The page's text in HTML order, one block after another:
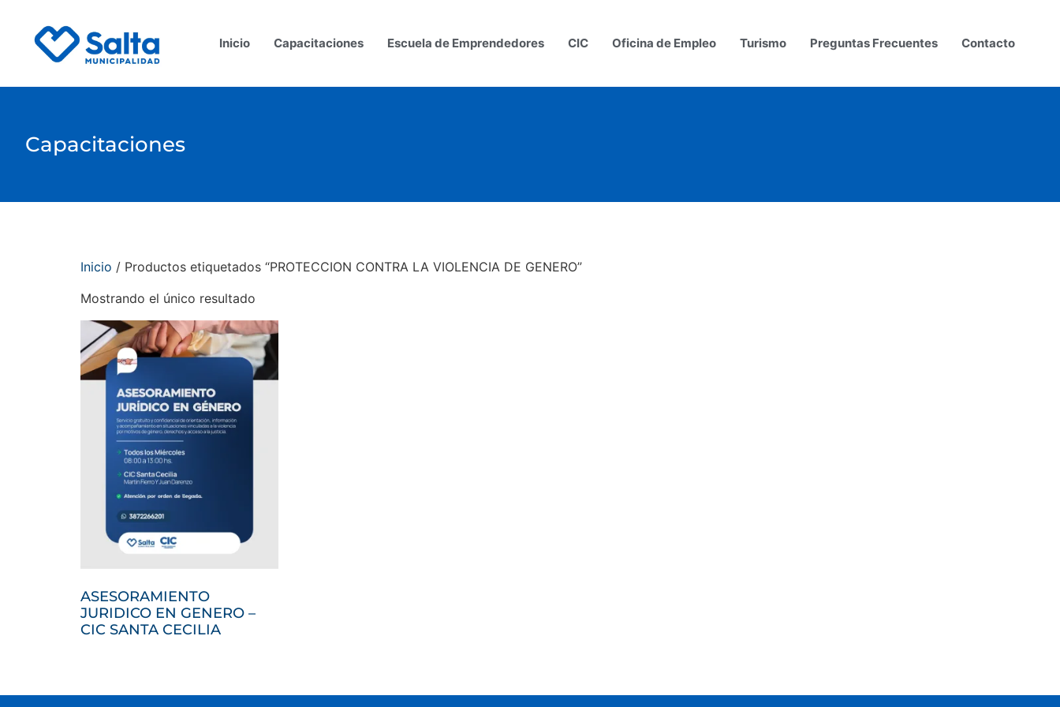
Inicio Capacitaciones Escuela de Emprendedores CIC Oficina de Empleo Turismo Preguntas Frecuentes Contacto
Capacitaciones
Inicio / Productos etiquetados “PROTECCION CONTRA LA VIOLENCIA DE GENERO”
Mostrando el único resultado
ASESORAMIENTO
JURIDICO EN GENERO –
CIC SANTA CECILIA